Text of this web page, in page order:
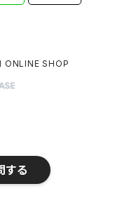
SHOP
する